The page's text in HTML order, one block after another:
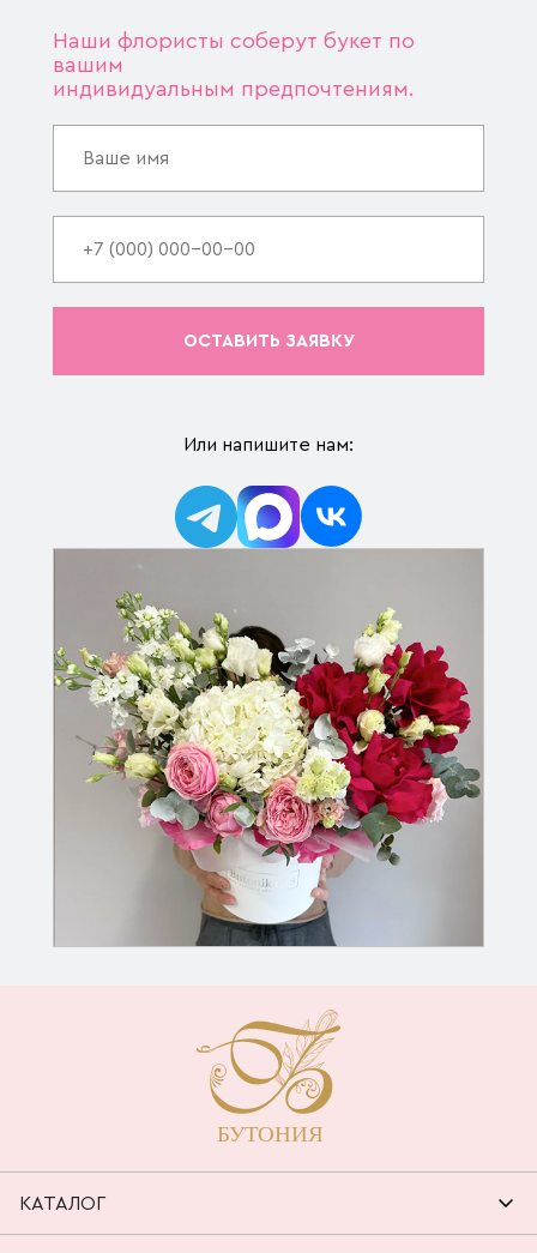
Наши флористы соберут букет по
вашим
индивидуальным предпочтениям.
ОСТАВИТЬ ЗАЯВКУ
Или напишите нам:
КАТАЛОГ